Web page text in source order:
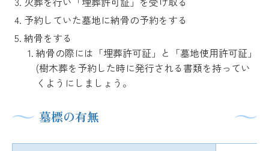
予約していた墓地に納骨の予約をする
納骨をする
納骨の際には「埋葬許可証」と「墓地使用許可証」
(樹木葬を予約した時に発行される書類を持ってい
くようにしましょう。
墓標の有無